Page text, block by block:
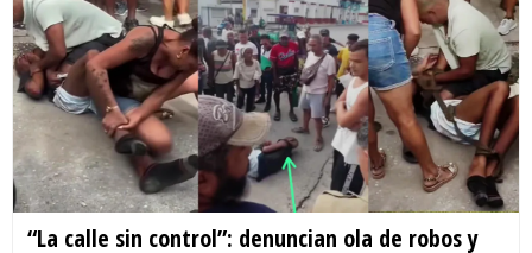
“La calle sin control”: denuncian ola de robos y